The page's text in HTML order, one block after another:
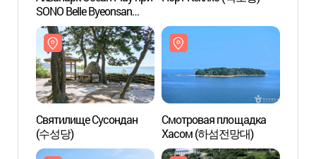
SONO Belle Byeonsan
(소노벨 변산 오션플레이)
Святилище Сусондан
(수성당)
Смотровая площадка
Хасом (하섬전망대)